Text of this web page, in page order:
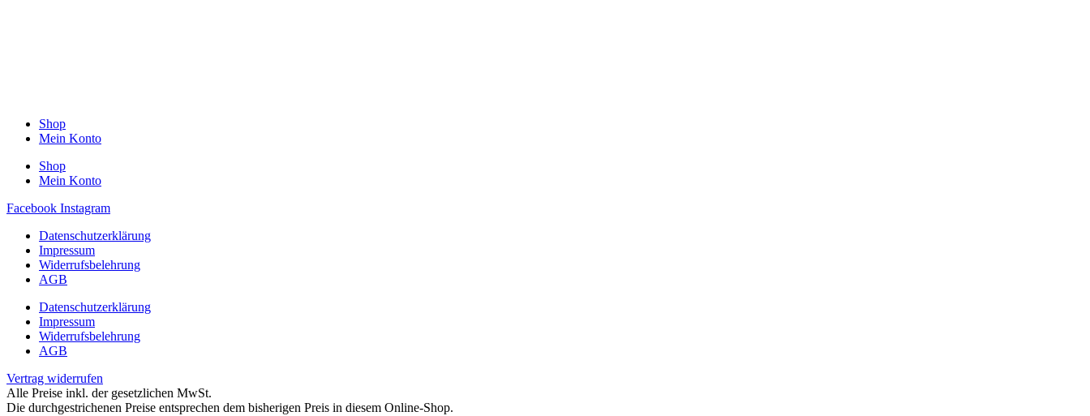
Shop
Mein Konto
Shop
Mein Konto
Facebook Instagram
Datenschutzerklärung
Impressum
Widerrufsbelehrung
AGB
Datenschutzerklärung
Impressum
Widerrufsbelehrung
AGB
Vertrag widerrufen
Alle Preise inkl. der gesetzlichen MwSt.
Die durchgestrichenen Preise entsprechen dem bisherigen Preis in diesem Online-Shop.